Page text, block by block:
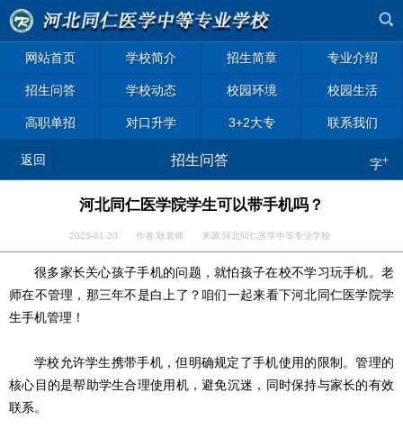
网站首页 学校简介 招生简章 专业介绍
招生问答 学校动态 校园环境 校园生活
高职单招 对口升学 3+2大专 联系我们
返回 招生问答 字+
河北同仁医学院学生可以带手机吗？
2025-01-20 作者:耿老师 来源:河北同仁医学中等专业学校
很多家长关心孩子手机的问题，就怕孩子在校不学习玩手机。老
师在不管理，那三年不是白上了？咱们一起来看下河北同仁医学院学
生手机管理！
学校允许学生携带手机，但明确规定了手机使用的限制。管理的
核心目的是帮助学生合理使用机，避免沉迷，同时保持与家长的有效
联系。